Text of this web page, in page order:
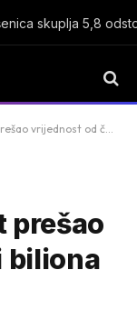
prije
od četiri biliona dolara
prešao
biliona